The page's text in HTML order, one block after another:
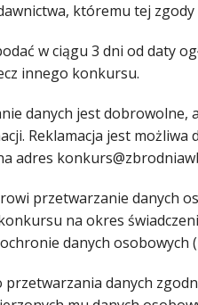
któremu tej zgody
w ciągu 3 dni od daty
innego konkursu.
danych jest dobrowolne,
Reklamacja jest
adres
przetwarzanie danych
na okres
danych osobowych
danych